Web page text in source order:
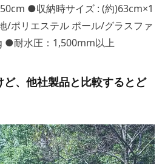
●収納時サイズ : (約)63cm×1
ポリエステル ポール/グラスファ
●耐水圧：1,500mm以上
、他社製品と比較するとど